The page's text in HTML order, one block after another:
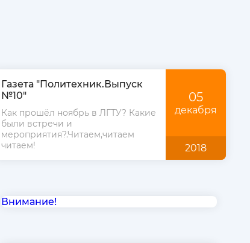
Газета "Политехник.Выпуск
№10"
Как прошёл ноябрь в ЛГТУ? Какие
были встречи и
мероприятия?.Читаем,читаем
читаем!
05
декабря
2018
Внимание!